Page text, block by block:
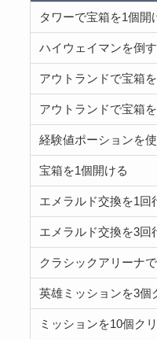
タワーで宝箱を1個開
ハイウェイマンを倒す
アウトランドで宝箱
アウトランドで宝箱
経験値ポーションを
宝箱を1個開ける
エメラルド交換を1回
エメラルド交換を3回
クラシックアリーナ
英雄ミッションを3個
ミッションを10個ク